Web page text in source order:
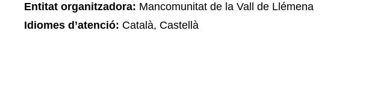
Entitat organitzadora: Mancomunitat de la Vall de Llémena
Idiomes d’atenció: Català, Castellà